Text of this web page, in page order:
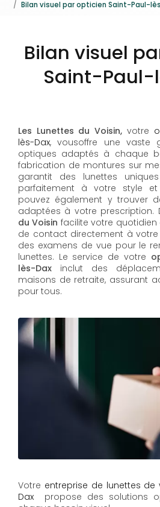
Bilan visuel par opticien Saint-Paul-
Bilan visuel
Saint-Paul-
Les Lunettes du Voisin, votre
lès-Dax, vousoffre une vaste
optiques adaptés à chaque
fabrication de montures sur
garantit des lunettes
parfaitement à votre style
pouvez également y trouver
adaptées à votre prescription.
du Voisin facilite votre quotidien
de contact directement à
des examens de vue pour le
lunettes. Le service de votre
lès-Dax inclut des
maisons de retraite, assurant
pour tous.
Votre entreprise de lunettes de
Dax propose des solutions